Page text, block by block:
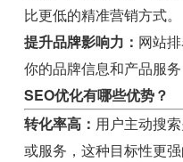
比更低的精准营销方式。
提升品牌影响力： 网站
你的品牌信息和产品服
SEO优化有哪些优势？
转化率高： 用户主动搜
或服务，这种目标性更